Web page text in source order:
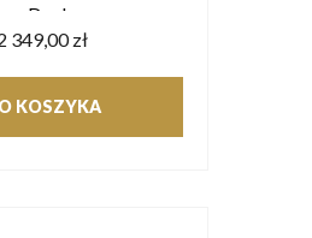
Dealer
349,00 zł
KOSZYKA